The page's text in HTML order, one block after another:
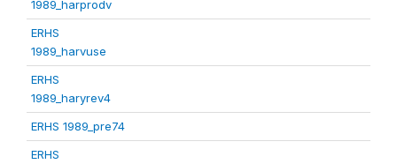
1989_harprodv
ERHS
1989_harvuse
ERHS
1989_haryrev4
ERHS 1989_pre74
ERHS